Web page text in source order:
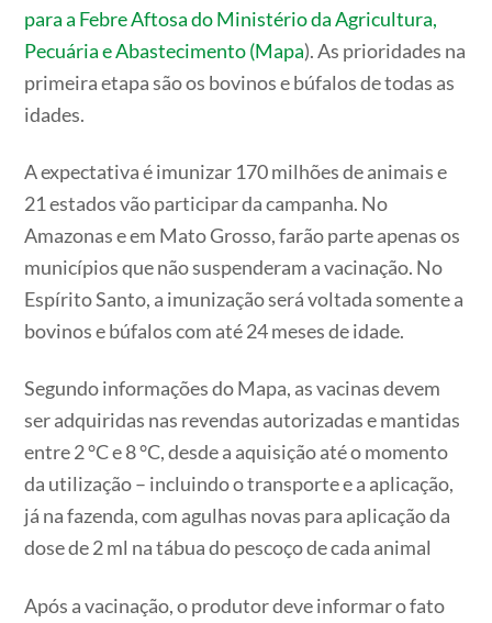
para a Febre Aftosa do Ministério da Agricultura,
Pecuária e Abastecimento (Mapa). As prioridades na
primeira etapa são os bovinos e búfalos de todas as
idades.
A expectativa é imunizar 170 milhões de animais e
21 estados vão participar da campanha. No
Amazonas e em Mato Grosso, farão parte apenas os
municípios que não suspenderam a vacinação. No
Espírito Santo, a imunização será voltada somente a
bovinos e búfalos com até 24 meses de idade.
Segundo informações do Mapa, as vacinas devem
ser adquiridas nas revendas autorizadas e mantidas
entre 2 °C e 8 °C, desde a aquisição até o momento
da utilização – incluindo o transporte e a aplicação,
já na fazenda, com agulhas novas para aplicação da
dose de 2 ml na tábua do pescoço de cada animal
Após a vacinação, o produtor deve informar o fato